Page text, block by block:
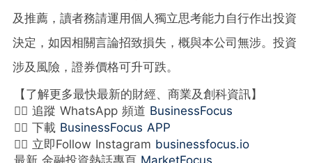
及推薦，讀者務請運用個人獨立思考能力自行作出投資
決定，如因相關言論招致損失，概與本公司無涉。投資
涉及風險，證券價格可升可跌。
【了解更多最快最新的財經、商業及創科資訊】
👉🏻 追蹤 WhatsApp 頻道 BusinessFocus
👉🏻 下載 BusinessFocus APP
👉🏻 立即Follow Instagram businessfocus.io
最新 金融投資熱話專頁 MarketFocus